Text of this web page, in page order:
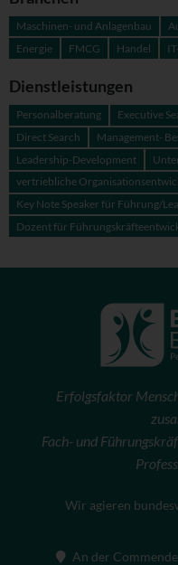
Maschinen- und Anlagenbau
Energie
FMCG Handel
Dienstleistungen
Personalberatung Executive
Direct Search
Management-
Leadership-Development
vertriebliche
Key Note Speaker für Führung/
Dozent für
Erfolgsfaktor
Fach- und
Wir agieren
An der